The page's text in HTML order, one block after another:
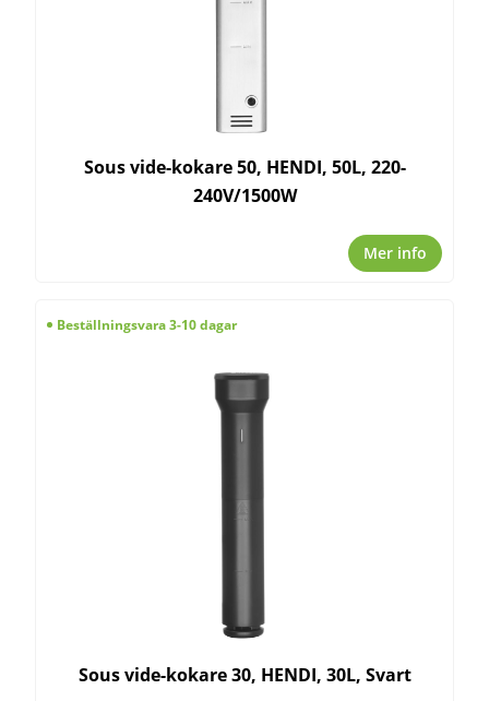
Sous vide-kokare 50, HENDI, 50L, 220-
240V/1500W
Mer info
Beställningsvara 3-10 dagar
Sous vide-kokare 30, HENDI, 30L, Svart